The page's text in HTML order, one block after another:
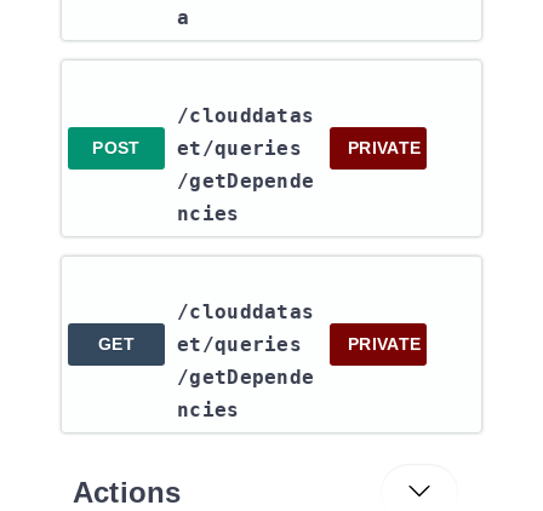
a
POST
/clouddatas
et​/queries​
/getDepende
ncies
PRIVATE
GET
/clouddatas
et​/queries​
/getDepende
ncies
PRIVATE
Actions